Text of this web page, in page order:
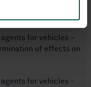
of
for vehicles -
of effects on
for vehicles -